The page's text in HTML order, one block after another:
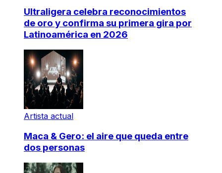
Ultraligera celebra reconocimientos
de oro y confirma su primera gira por
Latinoamérica en 2026
Artista actual
Maca & Gero: el aire que queda entre
dos personas